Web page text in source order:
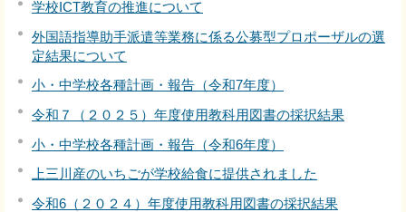
学校ICT教育の推進について
外国語指導助手派遣等業務に係る公募型プロポーザルの選
定結果について
小・中学校各種計画・報告（令和7年度）
令和７（２０２５）年度使用教科用図書の採択結果
小・中学校各種計画・報告（令和6年度）
上三川産のいちごが学校給食に提供されました
令和6（２０２４）年度使用教科用図書の採択結果